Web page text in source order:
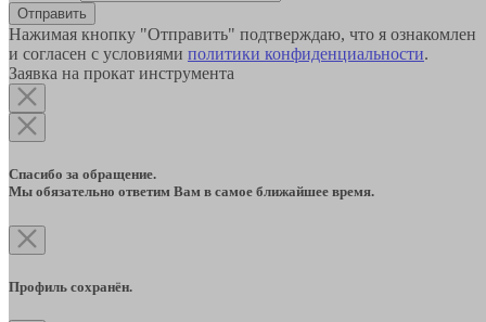
Отправить
Нажимая кнопку "Отправить" подтверждаю, что я ознакомлен
и согласен с условиями политики конфиденциальности.
Заявка на прокат инструмента
Спасибо за обращение.
Мы обязательно ответим Вам в самое ближайшее время.
Профиль сохранён.